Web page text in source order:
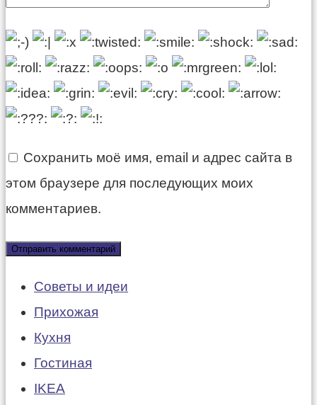
Сохранить моё имя, email и адрес сайта в
этом браузере для последующих моих
комментариев.
Советы и идеи
Прихожая
Кухня
Гостиная
IKEA